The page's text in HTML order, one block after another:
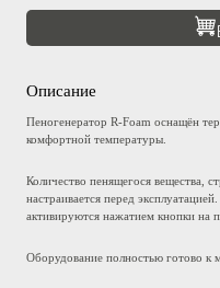
Описание
Пеногенератор R-Foam оснащён
комфортной температуры.
Количество пенящегося вещества,
настраивается перед
активируются нажатием кнопки на
Оборудование полностью готово к